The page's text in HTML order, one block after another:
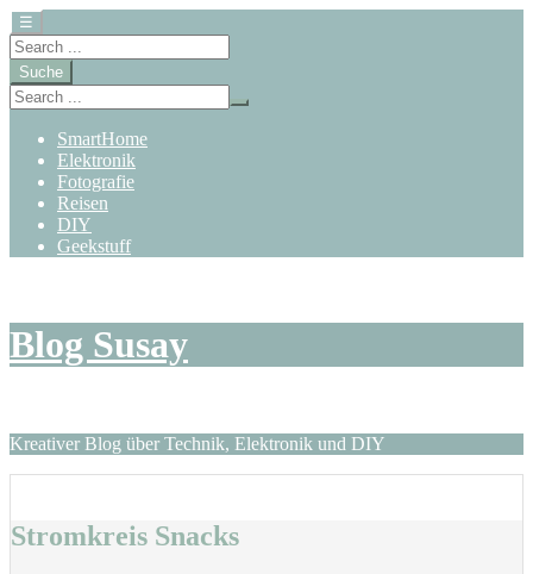
☰
Suche
SmartHome
Elektronik
Fotografie
Reisen
DIY
Geekstuff
springen
Blog Susay
Kreativer Blog über Technik, Elektronik und DIY
Stromkreis Snacks